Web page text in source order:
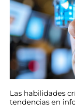
Las habilidades
tendencias en